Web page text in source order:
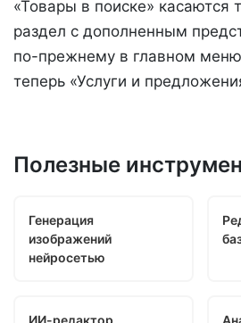
«Товары в поиске» касаются
раздел с дополненным
по-прежнему в главном
теперь «Услуги и
Полезные
Генерация
изображений
нейросетью